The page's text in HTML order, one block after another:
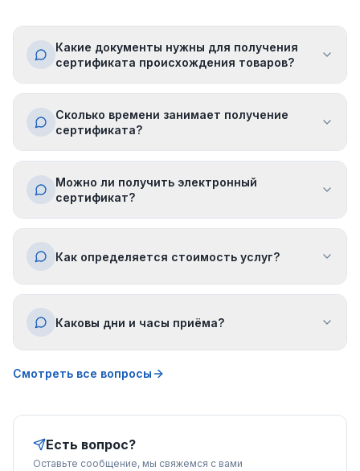
Какие документы нужны для получения
сертификата происхождения товаров?
Сколько времени занимает получение
сертификата?
Можно ли получить электронный
сертификат?
Как определяется стоимость услуг?
Каковы дни и часы приёма?
Смотреть все вопросы
Есть вопрос?
Оставьте сообщение, мы свяжемся с вами